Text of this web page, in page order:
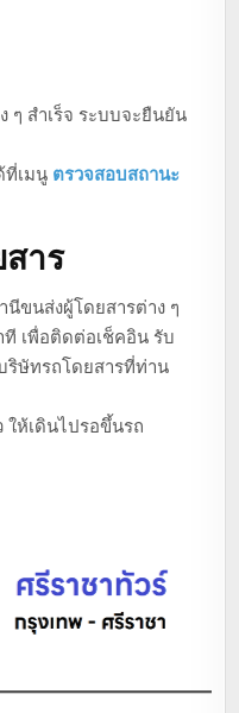
ๆ สำเร็จ ระบบจะยืนยัน
ที่เมนู ตรวจสอบสถานะ
าร
ขนส่งผู้โดยสารต่าง ๆ
ที เพื่อติดต่อเช็คอิน รับ
ริษัทรถโดยสารที่ท่าน
ให้เดินไปรอขึ้นรถ